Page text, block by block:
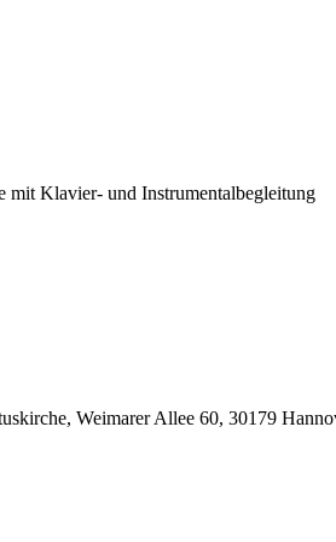
mit Klavier- und Instrumentalbegleitung
Weimarer Allee 60, 30179